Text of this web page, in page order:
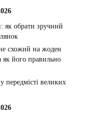
як обрати зручний
схожий на жоден
його правильно
передмісті великих